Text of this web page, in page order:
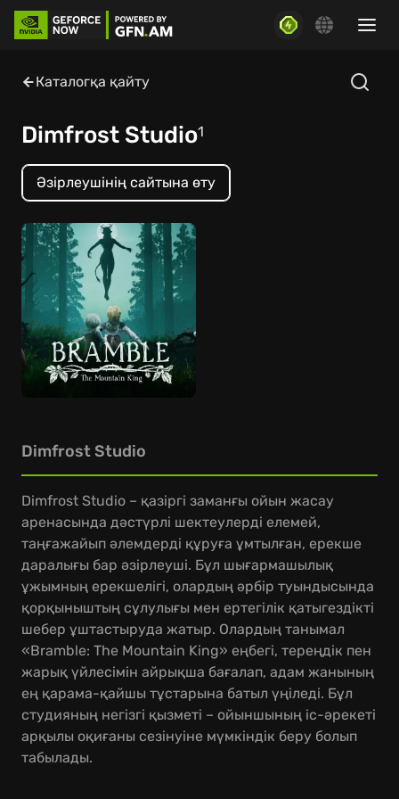
Каталогқа қайту
Dimfrost Studio1
Әзірлеушінің сайтына өту
Dimfrost Studio
Dimfrost Studio – қазіргі заманғы ойын жасау
аренасында дәстүрлі шектеулерді елемей,
таңғажайып әлемдерді құруға ұмтылған, ерекше
даралығы бар әзірлеуші. Бұл шығармашылық
ұжымның ерекшелігі, олардың әрбір туындысында
қорқыныштың сұлулығы мен ертегілік қатыгездікті
шебер ұштастыруда жатыр. Олардың танымал
«Bramble: The Mountain King» еңбегі, тереңдік пен
жарық үйлесімін айрықша бағалап, адам жанының
ең қарама-қайшы тұстарына батыл үңіледі. Бұл
студияның негізгі қызметі – ойыншының іс-әрекеті
арқылы оқиғаны сезінуіне мүмкіндік беру болып
табылады.